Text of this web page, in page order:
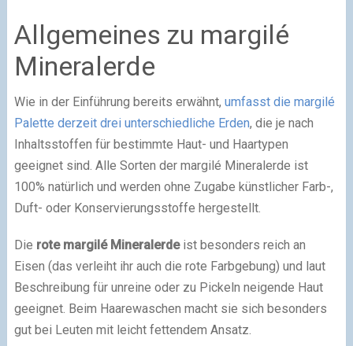
Allgemeines zu margilé
Mineralerde
Wie in der Einführung bereits erwähnt, umfasst die margilé
Palette derzeit drei unterschiedliche Erden, die je nach
Inhaltsstoffen für bestimmte Haut- und Haartypen
geeignet sind. Alle Sorten der margilé Mineralerde ist
100% natürlich und werden ohne Zugabe künstlicher Farb-,
Duft- oder Konservierungsstoffe hergestellt.
Die rote margilé Mineralerdeist besonders reich an
Eisen (das verleiht ihr auch die rote Farbgebung) und laut
Beschreibung für unreine oder zu Pickeln neigende Haut
geeignet. Beim Haarewaschen macht sie sich besonders
gut bei Leuten mit leicht fettendem Ansatz.